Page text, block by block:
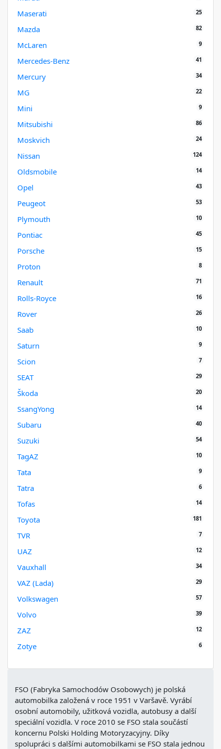
Maserati 25
Mazda 82
McLaren 9
Mercedes-Benz 41
Mercury 34
MG 22
Mini 9
Mitsubishi 86
Moskvich 24
Nissan 124
Oldsmobile 14
Opel 43
Peugeot 53
Plymouth 10
Pontiac 45
Porsche 15
Proton 8
Renault 71
Rolls-Royce 16
Rover 26
Saab 10
Saturn 9
Scion 7
SEAT 29
Škoda 20
SsangYong 14
Subaru 40
Suzuki 54
TagAZ 10
Tata 9
Tatra 6
Tofas 14
Toyota 181
TVR 7
UAZ 12
Vauxhall 34
VAZ (Lada) 29
Volkswagen 57
Volvo 39
ZAZ 12
Zotye 6
FSO (Fabryka Samochodów Osobowych) je polská
automobilka založená v roce 1951 v Varšavě. Vyrábí
osobní automobily, užitková vozidla, autobusy a další
speciální vozidla. V roce 2010 se FSO stala součástí
koncernu Polski Holding Motoryzacyjny. Díky
spolupráci s dalšími automobilkami se FSO stala jednou